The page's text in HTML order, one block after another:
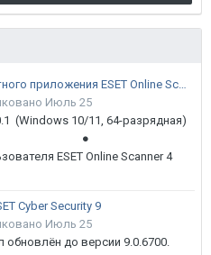
Новая версия бесплатного приложения ESET Online Scanner доступна пользователям
Июль 25
(Windows 10/11, 64-разрядная)
ESET Online Scanner 4
Cyber Security 9
Июль 25
обновлён до версии 9.0.6700.